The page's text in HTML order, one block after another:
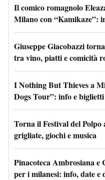
Il comico romagnolo
Milano con “Kamikaze”:
Giuseppe Giacobazzi
tra vino, piatti e comicità
I Nothing But Thieves a
Dogs Tour”: info e biglietti
Torna il Festival del
grigliate, giochi e musica
Pinacoteca Ambrosiana
per i milanesi: info, date e